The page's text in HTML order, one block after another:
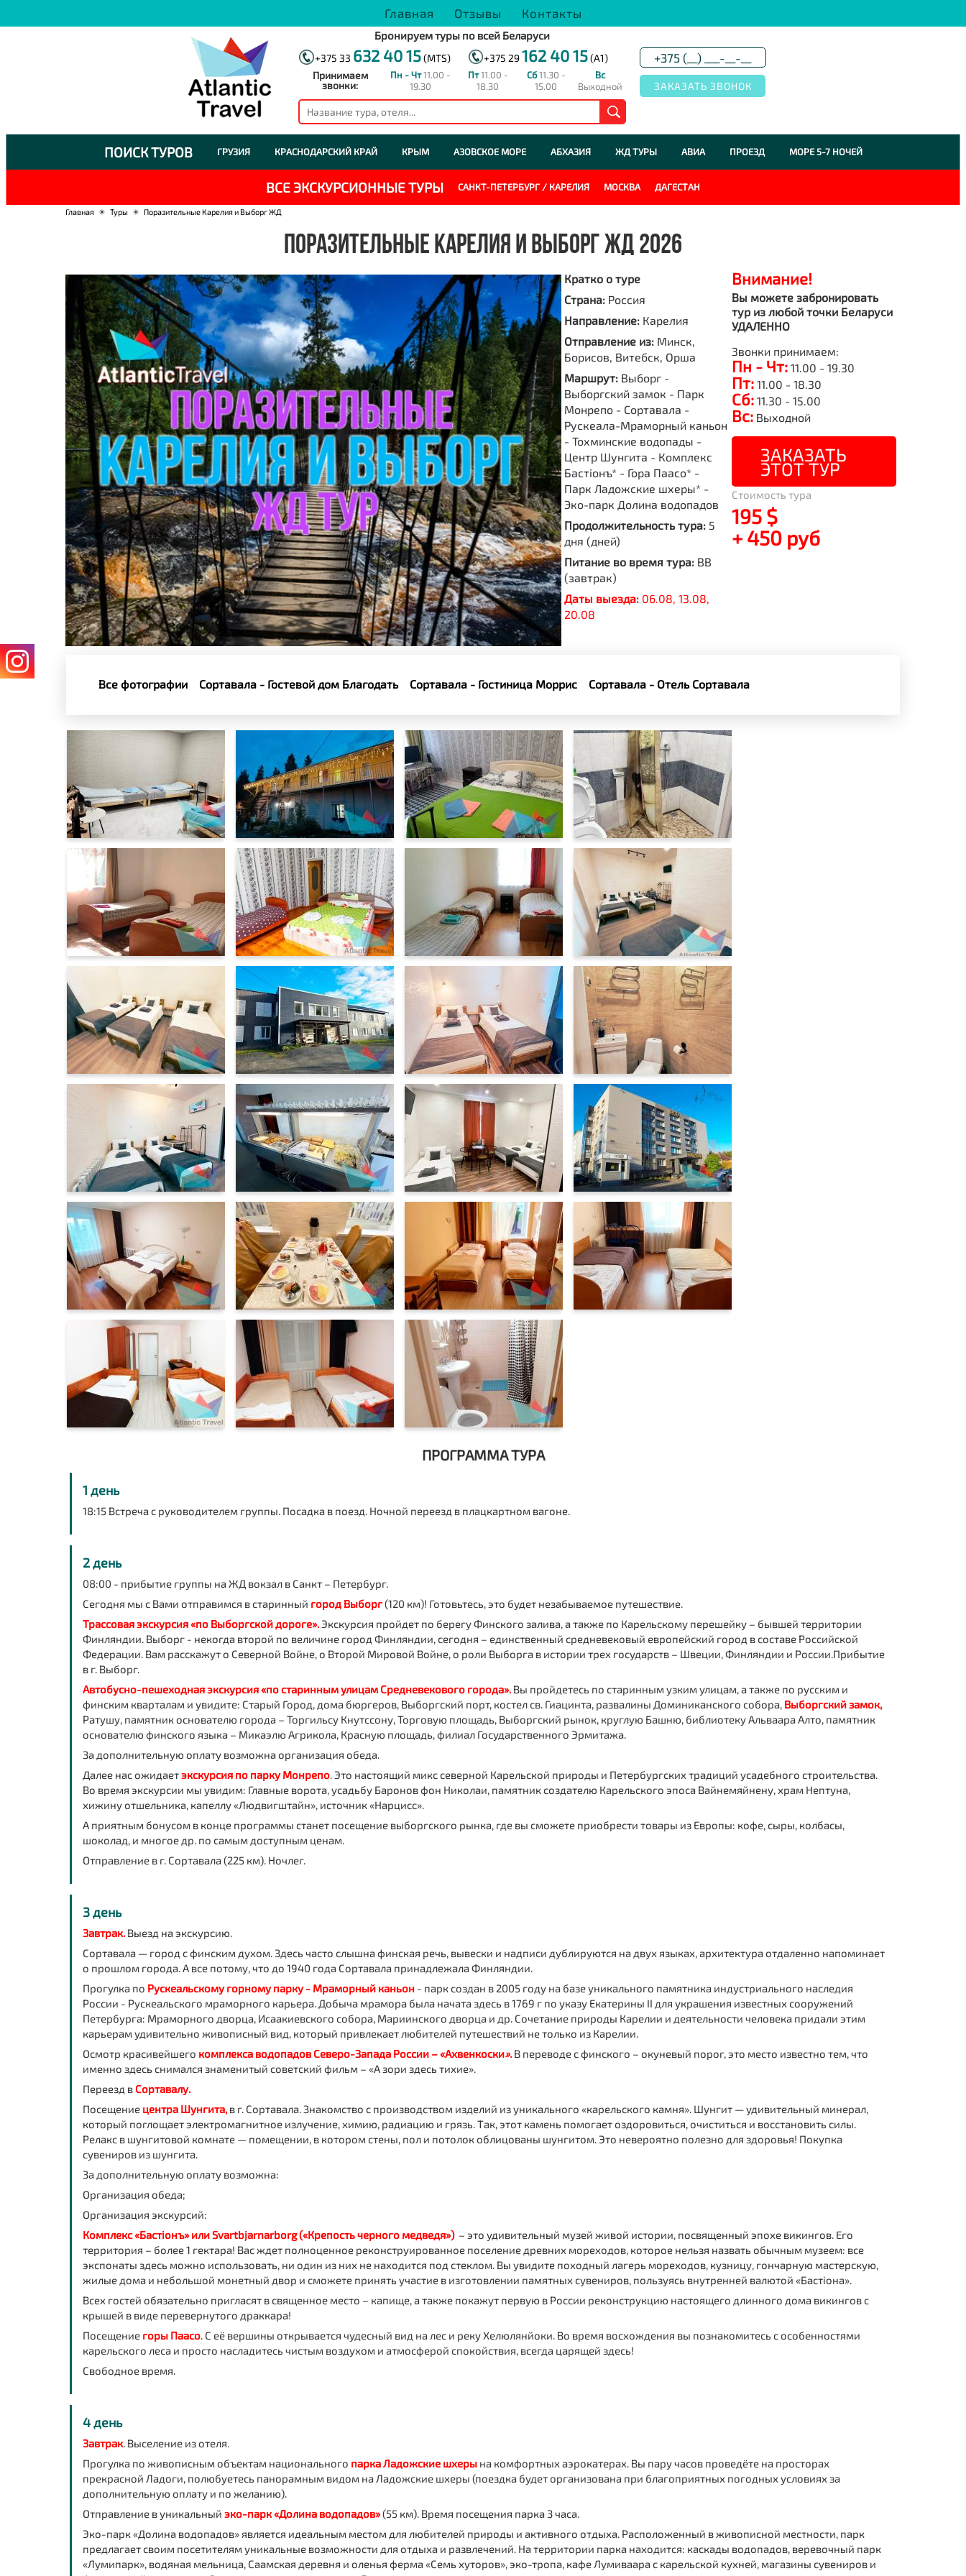
Главная Отзывы Контакты
Бронируем туры по всей Беларуси
+375 33 632 40 15(MTS) +375 29 162 40 15(A1)
Принимаем
звонки:
Пн - Чт11.00 -
19.30
Пт11.00 -
18.30
Сб11.30 -
15.00
Вс
Выходной
ПОИСК ТУРОВ ГРУЗИЯ КРАСНОДАРСКИЙ КРАЙ КРЫМ АЗОВСКОЕ МОРЕ АБХАЗИЯ ЖД ТУРЫ АВИА ПРОЕЗД МОРЕ 5-7 НОЧЕЙ
ВСЕ ЭКСКУРСИОННЫЕ ТУРЫ САНКТ-ПЕТЕРБУРГ / КАРЕЛИЯ МОСКВА ДАГЕСТАН
Главная ☀ Туры ☀ Поразительные Карелия и Выборг ЖД
ПОРАЗИТЕЛЬНЫЕ КАРЕЛИЯ И ВЫБОРГ ЖД 2026
Кратко о туре
Страна: Россия
Направление: Карелия
Отправление из: Минск,
Борисов, Витебск, Орша
Маршрут: Выборг -
Выборгский замок - Парк
Монрепо - Сортавала -
Рускеала-Мраморный каньон
- Тохминские водопады -
Центр Шунгита - Комплекс
Бастiонъ* - Гора Паасо* -
Парк Ладожские шхеры* -
Эко-парк Долина водопадов
Продолжительность тура: 5
дня (дней)
Питание во время тура: BB
(завтрак)
Даты выезда: 06.08, 13.08,
20.08
Внимание!
Вы можете забронировать
тур из любой точки Беларуси
УДАЛЕННО
Звонки принимаем:
Пн - Чт:11.00 - 19.30
Пт:11.00 - 18.30
Сб:11.30 - 15.00
Вс:Выходной
ЗАКАЗАТЬ
ЭТОТ ТУР
Стоимость тура
195 $
+ 450 руб
Все фотографии Сортавала - Гостевой дом Благодать Сортавала - Гостиница Моррис Сортавала - Отель Сортавала
ПРОГРАММА ТУРА
1 день
18:15 Встреча с руководителем группы. Посадка в поезд. Ночной переезд в плацкартном вагоне.
2 день
08:00 - прибытие группы на ЖД вокзал в Санкт – Петербург.
Сегодня мы с Вами отправимся встаринный город Выборг(120 км)! Готовьтесь, это будет незабываемое путешествие.
Трассовая экскурсия «по Выборгской дороге».Экскурсия пройдет по берегу Финского залива, а также по Карельскому перешейку – бывшей территории
Финляндии. Выборг - некогда второй по величине город Финляндии, сегодня – единственный средневековый европейский город в составе Российской
Федерации. Вам расскажут о Северной Войне, о Второй Мировой Войне, о роли Выборга в истории трех государств – Швеции, Финляндии и России. Прибытие
в г. Выборг.
Автобусно-пешеходная экскурсия «по старинным улицам Средневекового города». Вы пройдетесь по старинным узким улицам, а также по русским и
финским кварталам и увидите: Старый Город, дома бюргеров, Выборгский порт, костел св. Гиацинта, развалины Доминиканского собора, Выборгский замок,
Ратушу, памятник основателю города – Торгильсу Кнутссону, Торговую площадь, Выборгский рынок, круглую Башню, библиотеку Альваара Алто, памятник
основателю финского языка – Микаэлю Агрикола, Красную площадь, филиал Государственного Эрмитажа.
За дополнительную оплату возможна организация обеда.
Далее нас ожидаетэкскурсия по парку Монрепо . Это настоящий микс северной Карельской природы и Петербургских традиций усадебного строительства.
Во время экскурсии мы увидим: Главные ворота, усадьбу Баронов фон Николаи, памятник создателю Карельского эпоса Вайнемяйнену, храм Нептуна,
хижину отшельника, капеллу «Людвигштайн», источник «Нарцисс».
А приятным бонусом в конце программы станет посещение выборгского рынка, где вы сможете приобрести товары из Европы: кофе, сыры, колбасы,
шоколад, и многое др. по самым доступным ценам.
Отправление в г. Сортавала (225 км). Ночлег.
3 день
Завтрак. Выезд на экскурсию.
Сортавала — город с финским духом. Здесь часто слышна финская речь, вывески и надписи дублируются на двух языках, архитектура отдаленно напоминает
о прошлом города. А все потому, что до 1940 года Сортавала принадлежала Финляндии.
Прогулка по Рускеальскому горному парку - Мраморный каньон - парк создан в 2005 году на базе уникального памятника индустриального наследия
России - Рускеальского мраморного карьера. Добыча мрамора была начата здесь в 1769 г по указу Екатерины II для украшения известных сооружений
Петербурга: Мраморного дворца, Исаакиевского собора, Мариинского дворца и др. Сочетание природы Карелии и деятельности человека придали этим
карьерам удивительно живописный вид, который привлекает любителей путешествий не только из Карелии.
Осмотр красивейшего комплекса водопадов Северо-Запада России – «Ахвенкоски». В переводе с финского – окуневый порог, это место известно тем, что
именно здесь снимался знаменитый советский фильм – «А зори здесь тихие».
Переезд в Сортавалу.
Посещение центра Шунгита, в г. Сортавала. Знакомство с производством изделий из уникального «карельского камня». Шунгит — удивительный минерал,
который поглощает электромагнитное излучение, химию, радиацию и грязь. Так, этот камень помогает оздоровиться, очиститься и восстановить силы.
Релакс в шунгитовой комнате — помещении, в котором стены, пол и потолок облицованы шунгитом. Это невероятно полезно для здоровья! Покупка
сувениров из шунгита.
За дополнительную оплату возможна:
Организация обеда;
Организация экскурсий:
Комплекс «Бастiонъ» или Svartbjarnarborg («Крепость черного медведя») – это удивительный музей живой истории, посвященный эпохе викингов. Его
территория – более 1 гектара! Вас ждет полноценное реконструированное поселение древних мореходов, которое нельзя назвать обычным музеем: все
экспонаты здесь можно использовать, ни один из них не находится под стеклом. Вы увидите походный лагерь мореходов, кузницу, гончарную мастерскую,
жилые дома и небольшой монетный двор и сможете принять участие в изготовлении памятных сувениров, пользуясь внутренней валютой «Бастiона».
Всех гостей обязательно пригласят в священное место – капище, а также покажут первую в России реконструкцию настоящего длинного дома викингов с
крышей в виде перевернутого драккара!
Посещение горы Паасо . С её вершины открывается чудесный вид на лес и реку Хелюлянйоки. Во время восхождения вы познакомитесь с особенностями
карельского леса и просто насладитесь чистым воздухом и атмосферой спокойствия, всегда царящей здесь!
Свободное время.
4 день
Завтрак Выселение из отеля.
Прогулка по живописным объектам национального парка Ладожские шхеры на комфортных аэрокатерах. Вы пару часов проведёте на просторах
прекрасной Ладоги, полюбуетесь панорамным видом на Ладожские шхеры (поездка будет организована при благоприятных погодных условиях за
дополнительную оплату и по желанию).
Отправление в уникальныйэко-парк «Долина водопадов»(55 км). Время посещения парка 3 часа.
Эко-парк «Долина водопадов» является идеальным местом для любителей природы и активного отдыха. Расположенный в живописной местности, парк
предлагает своим посетителям уникальные возможности для отдыха и развлечений. На территории парка находится: каскады водопадов, веревочный парк
«Лумипарк», водяная мельница, Саамская деревня и оленья ферма «Семь хуторов», эко-тропа, кафе Лумиваара с карельской кухней, магазины сувениров и